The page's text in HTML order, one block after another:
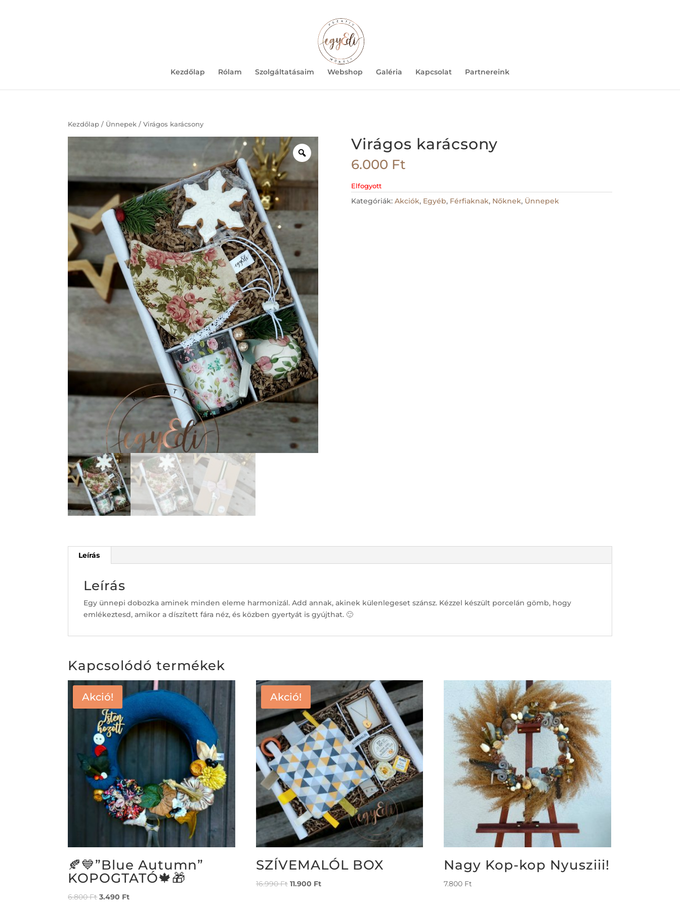
Kezdőlap Rólam Szolgáltatásaim Webshop Galéria Kapcsolat Partnereink
Kezdőlap / Ünnepek / Virágos karácsony
Zoom Virágos karácsony
6.000 Ft
Elfogyott
Kategóriák: Akciók, Egyéb, Férfiaknak, Nőknek, Ünnepek
Leírás
Leírás
Egy ünnepi dobozka aminek minden eleme harmonizál. Add annak, akinek külenlegeset szánsz. Kézzel készült porcelán gömb, hogy
emlékeztesd, amikor a díszített fára néz, és közben gyertyát is gyújthat. 🙂
Kapcsolódó termékek
Akció!
🍂💙”Blue Autumn”
KOPOGTATÓ🍁🎁
6.800Ft 3.490 Ft
Akció!
SZÍVEMALÓL BOX
16.990Ft 11.900 Ft
Nagy Kop-kop Nyusziii!
7.800 Ft